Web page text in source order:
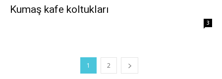
Kumaş kafe koltukları
3
1 2